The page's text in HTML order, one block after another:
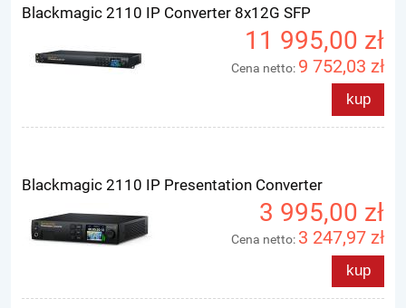
Blackmagic 2110 IP Converter 8x12G SFP
11 995,00 zł
Cena netto: 9 752,03 zł
kup
Blackmagic 2110 IP Presentation Converter
3 995,00 zł
Cena netto: 3 247,97 zł
kup